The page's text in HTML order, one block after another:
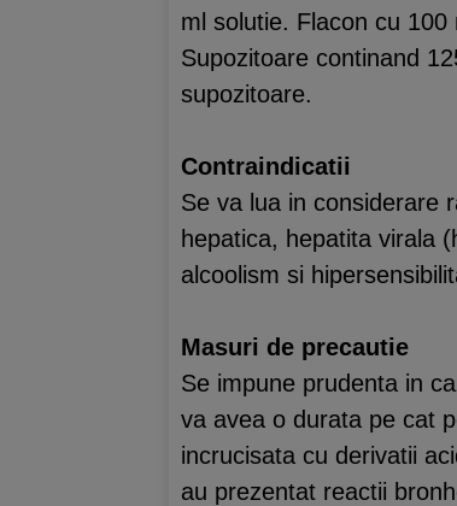
ml solutie. Flacon cu 100
Supozitoare continand
supozitoare.
Contraindicatii
Se va lua in considerare
hepatica, hepatita virala
alcoolism si
Masuri de precautie
Se impune prudenta in
va avea o durata pe cat
incrucisata cu derivatii
au prezentat reactii